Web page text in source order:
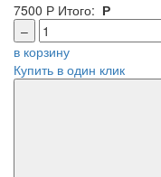
7500 Р Итого: Р
–
в корзину
Купить в один клик